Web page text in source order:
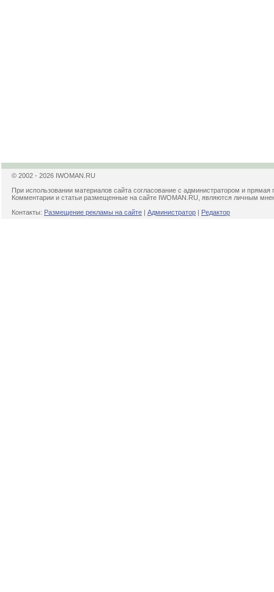
© 2002 - 2026 IWOMAN.RU
При использовании материалов сайта согласование с администратором и прямая
Комментарии и статьи размещенные на сайте IWOMAN.RU, являются личным
Контакты: Размещение рекламы на сайте | Администратор | Редактор